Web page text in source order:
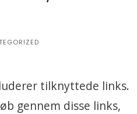
tilknyttede links.
gennem disse links,